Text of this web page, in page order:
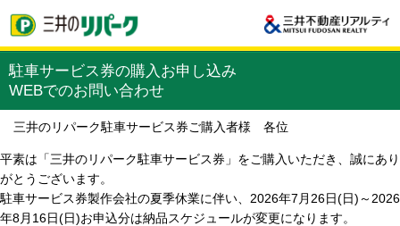
駐車サービス券の購入お申し込み
WEBでのお問い合わせ
三井のリパーク駐車サービス券ご購入者様 各位
平素は「三井のリパーク駐車サービス券」をご購入いただき、誠にあり
がとうございます。
駐車サービス券製作会社の夏季休業に伴い、2026年7月26日(日)～2026
年8月16日(日)お申込分は納品スケジュールが変更になります。